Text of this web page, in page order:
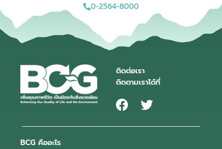
0-2564-8000
ติดต่อเรา
ติดตามเราได้ที่
BCG คืออะไร